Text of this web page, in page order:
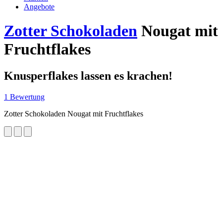
Angebote
Zotter Schokoladen Nougat mit
Fruchtflakes
Knusperflakes lassen es krachen!
1 Bewertung
Zotter Schokoladen Nougat mit Fruchtflakes